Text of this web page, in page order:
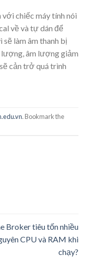
chiếc máy tính nói
về và tự dán để
làm âm thanh bị
âm lượng giảm
cản trở quá trình
. Bookmark the
Broker tiêu tốn nhiều
CPU và RAM khi
chạy?